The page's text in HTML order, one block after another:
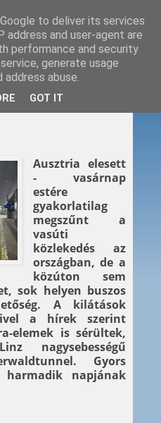
– víz
Ausztria elesett
- vasárnap
estére
gyakorlatilag
megszűnt a
vasúti
közlekedés az
országban, de a
közúton sem
sok helyen buszos
A kilátások
a hírek szerint
elemek is sérültek,
nagysebességű
Gyors
napjának
to deliver its services
address and user-agent are
performance and security
generate usage
abuse.
GOT IT